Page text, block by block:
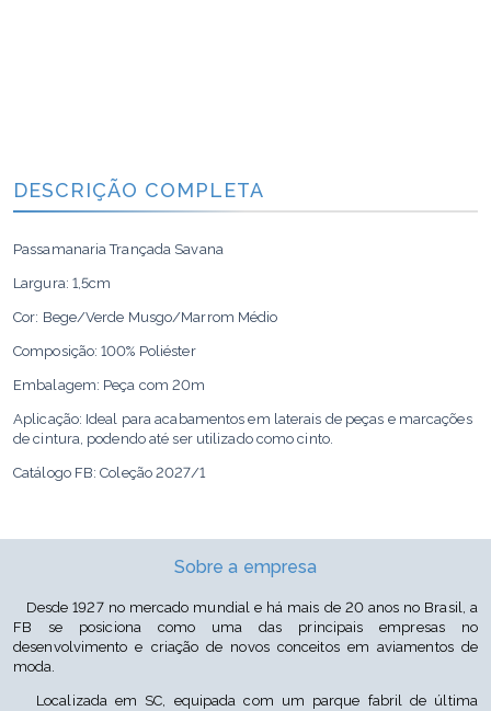
DESCRIÇÃO COMPLETA
Passamanaria Trançada Savana
Largura: 1,5cm
Cor: Bege/Verde Musgo/Marrom Médio
Composição: 100% Poliéster
Embalagem: Peça com 20m
Aplicação: Ideal para acabamentos em laterais de peças e marcações
de cintura, podendo até ser utilizado como cinto.
Catálogo FB: Coleção 2027/1
Sobre a empresa
Desde 1927 no mercado mundial e há mais de 20 anos no Brasil, a
FB se posiciona como uma das principais empresas no
desenvolvimento e criação de novos conceitos em aviamentos de
moda.
Localizada em SC, equipada com um parque fabril de última